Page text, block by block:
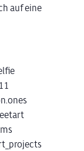
auf eine